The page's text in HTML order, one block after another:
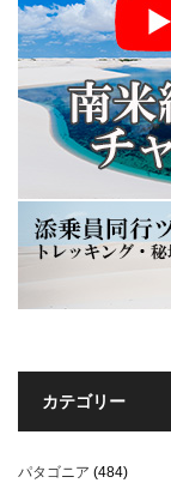
カテゴリー
パタゴニア (484)